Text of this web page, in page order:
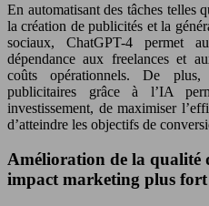
En automatisant des tâches telles
la création de publicités et la
sociaux, ChatGPT-4 permet
dépendance aux freelances et
coûts opérationnels. De plus,
publicitaires grâce à l’IA
investissement, de maximiser
d’atteindre les objectifs de
Amélioration de la qualité
impact marketing plus fort